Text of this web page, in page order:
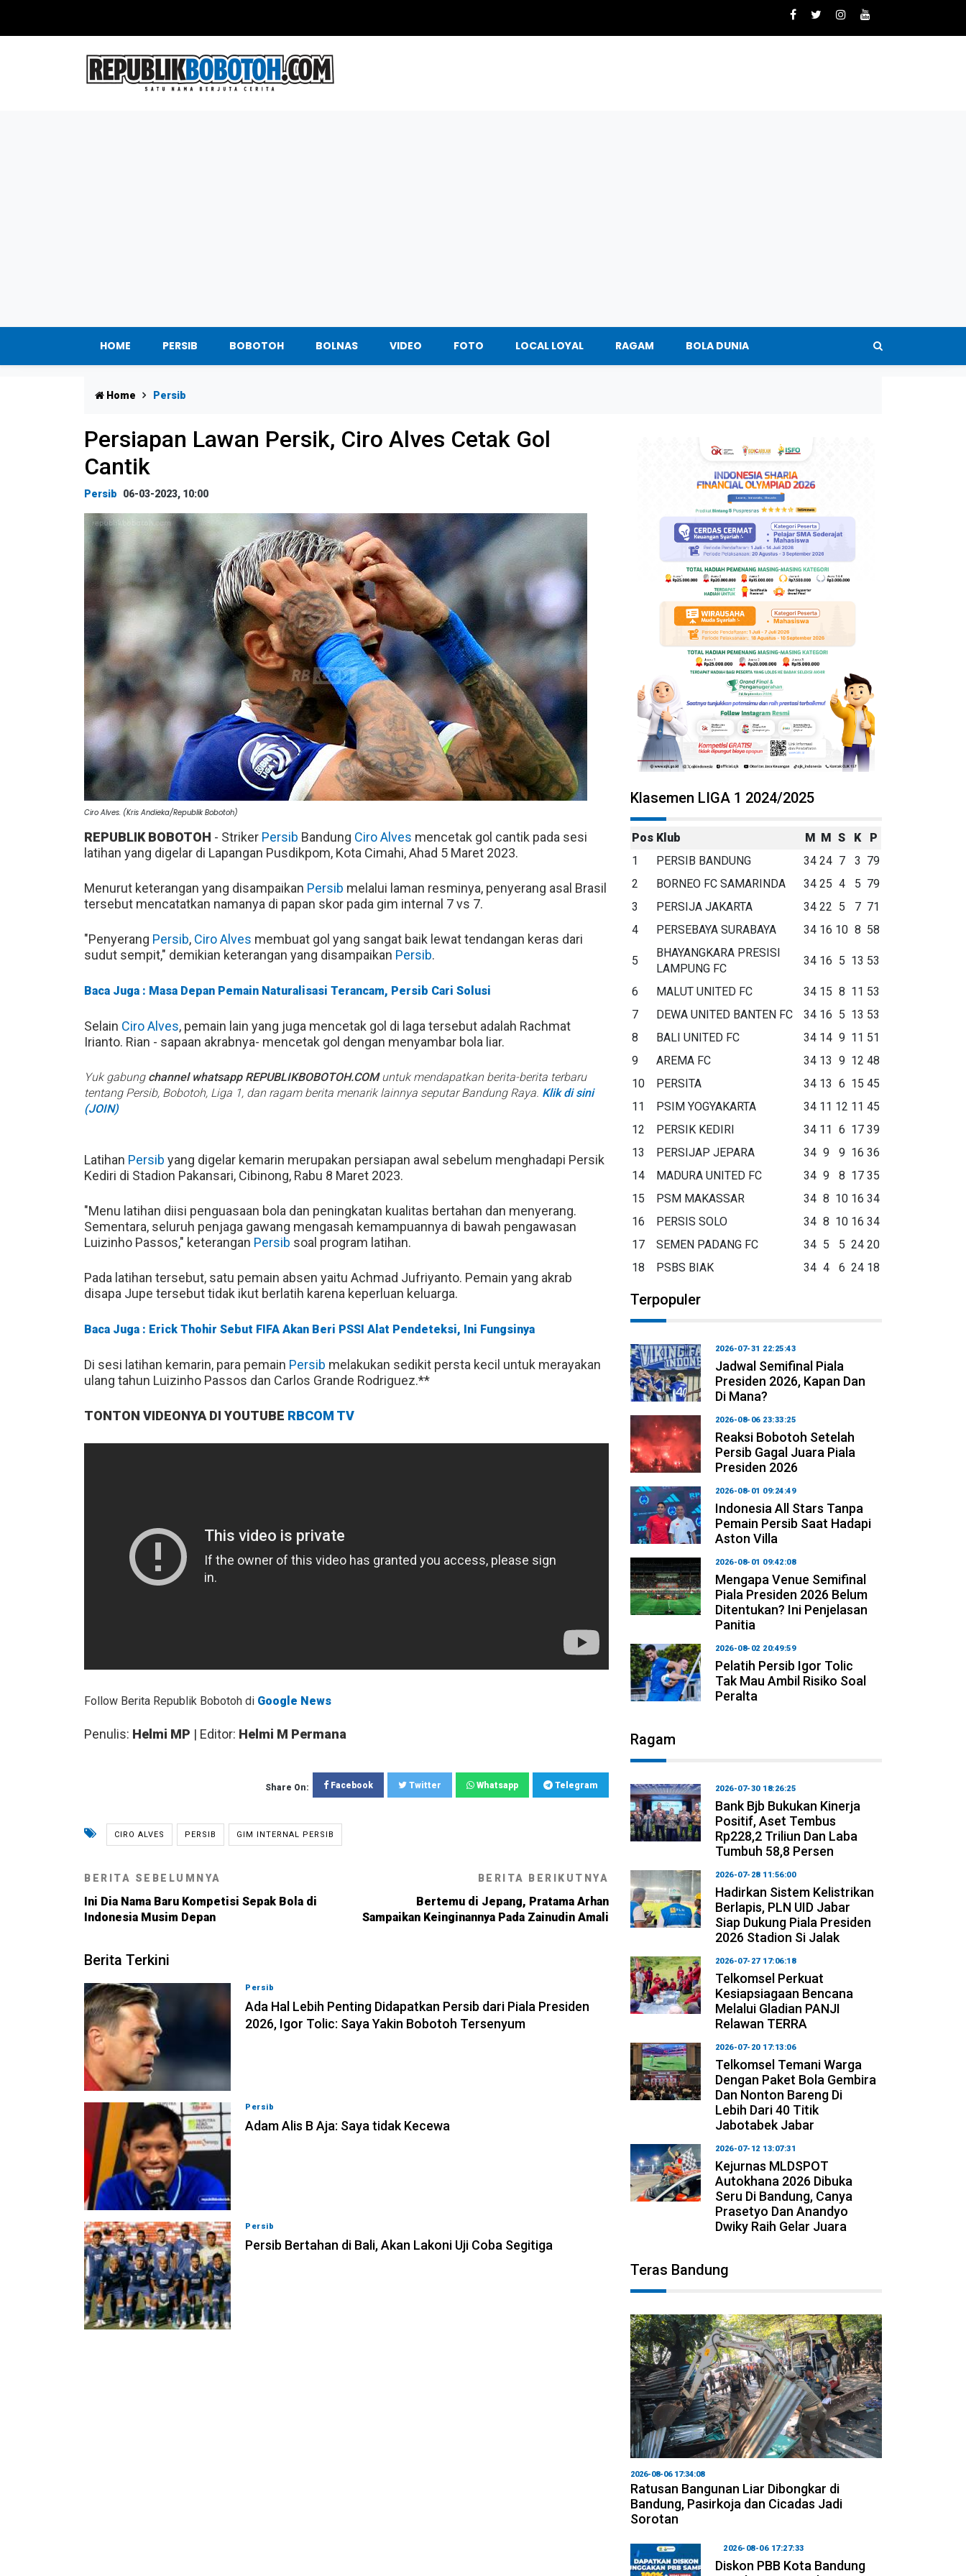
HOME PERSIB BOBOTOH BOLNAS VIDEO FOTO LOCAL LOYAL RAGAM BOLA DUNIA
Home Persib
Persiapan Lawan Persik, Ciro Alves Cetak Gol
Cantik
Persib 06-03-2023, 10:00
Ciro Alves. (Kris Andieka/Republik Bobotoh)
REPUBLIK BOBOTOH - Striker Persib Bandung Ciro Alves mencetak gol cantik pada sesi
latihan yang digelar di Lapangan Pusdikpom, Kota Cimahi, Ahad 5 Maret 2023.
Menurut keterangan yang disampaikan Persib melalui laman resminya, penyerang asal Brasil
tersebut mencatatkan namanya di papan skor pada gim internal 7 vs 7.
"Penyerang Persib, Ciro Alves membuat gol yang sangat baik lewat tendangan keras dari
sudut sempit," demikian keterangan yang disampaikan Persib.
Baca Juga : Masa Depan Pemain Naturalisasi Terancam, Persib Cari Solusi
Selain Ciro Alves, pemain lain yang juga mencetak gol di laga tersebut adalah Rachmat
Irianto. Rian - sapaan akrabnya- mencetak gol dengan menyambar bola liar.
Yuk gabung channel whatsapp REPUBLIKBOBOTOH.COMuntuk mendapatkan berita-berita terbaru
tentang Persib, Bobotoh, Liga 1, dan ragam berita menarik lainnya seputar Bandung Raya. Klik di sini
(JOIN)
Latihan Persib yang digelar kemarin merupakan persiapan awal sebelum menghadapi Persik
Kediri di Stadion Pakansari, Cibinong, Rabu 8 Maret 2023.
"Menu latihan diisi penguasaan bola dan peningkatan kualitas bertahan dan menyerang.
Sementara, seluruh penjaga gawang mengasah kemampuannya di bawah pengawasan
Luizinho Passos," keterangan Persib soal program latihan.
Pada latihan tersebut, satu pemain absen yaitu Achmad Jufriyanto. Pemain yang akrab
disapa Jupe tersebut tidak ikut berlatih karena keperluan keluarga.
Baca Juga : Erick Thohir Sebut FIFA Akan Beri PSSI Alat Pendeteksi, Ini Fungsinya
Di sesi latihan kemarin, para pemain Persib melakukan sedikit persta kecil untuk merayakan
ulang tahun Luizinho Passos dan Carlos Grande Rodriguez.**
TONTON VIDEONYA DI YOUTUBE RBCOM TV
Follow Berita Republik Bobotoh di Google News
Penulis: Helmi MP | Editor: Helmi M Permana
Share On: Facebook Twitter Whatsapp Telegram
CIRO ALVES PERSIB GIM INTERNAL PERSIB
BERITA SEBELUMNYA
Ini Dia Nama Baru Kompetisi Sepak Bola di
Indonesia Musim Depan
BERITA BERIKUTNYA
Bertemu di Jepang, Pratama Arhan
Sampaikan Keinginannya Pada Zainudin Amali
Berita Terkini
Persib
Ada Hal Lebih Penting Didapatkan Persib dari Piala Presiden
2026, Igor Tolic: Saya Yakin Bobotoh Tersenyum
Persib
Adam Alis B Aja: Saya tidak Kecewa
Persib
Persib Bertahan di Bali, Akan Lakoni Uji Coba Segitiga
Klasemen LIGA 1 2024/2025
Pos Klub M M S K
P
1
PERSIB BANDUNG 34 24 7 3 79
2
BORNEO FC SAMARINDA 34 25 4 5 79
3
PERSIJA JAKARTA 34 22 5 7 71
4
PERSEBAYA SURABAYA 34 16 10 8 58
5
BHAYANGKARA PRESISI
LAMPUNG FC
34 16 5 13 53
6 MALUT UNITED FC 34 15 8 11 53
7
DEWA UNITED BANTEN FC 34 16 5 13 53
8
BALI UNITED FC 34 14 9 11 51
9
AREMA FC 34 13 9 12 48
10
PERSITA 34 13 6 15 45
11
PSIM YOGYAKARTA 34 11 12 11 45
12
PERSIK KEDIRI 34 11 6 17 39
13
PERSIJAP JEPARA 34 9 9 16 36
14
MADURA UNITED FC 34 9 8 17 35
15
PSM MAKASSAR 34 8 10 16 34
16
PERSIS SOLO 34 8 10 16 34
17
SEMEN PADANG FC 34 5 5 24 20
18
PSBS BIAK 34 4 6 24 18
Terpopuler
2026-07-31 22:25:43
Jadwal Semifinal Piala
Presiden 2026, Kapan Dan
Di Mana?
2026-08-06 23:33:25
Reaksi Bobotoh Setelah
Persib Gagal Juara Piala
Presiden 2026
2026-08-01 09:24:49
Indonesia All Stars Tanpa
Pemain Persib Saat Hadapi
Aston Villa
2026-08-01 09:42:08
Mengapa Venue Semifinal
Piala Presiden 2026 Belum
Ditentukan? Ini Penjelasan
Panitia
2026-08-02 20:49:59
Pelatih Persib Igor Tolic
Tak Mau Ambil Risiko Soal
Peralta
Ragam
2026-07-30 18:26:25
Bank Bjb Bukukan Kinerja
Positif, Aset Tembus
Rp228,2 Triliun Dan Laba
Tumbuh 58,8 Persen
2026-07-28 11:56:00
Hadirkan Sistem Kelistrikan
Berlapis, PLN UID Jabar
Siap Dukung Piala Presiden
2026 Stadion Si Jalak
2026-07-27 17:06:18
Telkomsel Perkuat
Kesiapsiagaan Bencana
Melalui Gladian PANJI
Relawan TERRA
2026-07-20 17:13:06
Telkomsel Temani Warga
Dengan Paket Bola Gembira
Dan Nonton Bareng Di
Lebih Dari 40 Titik
Jabotabek Jabar
2026-07-12 13:07:31
Kejurnas MLDSPOT
Autokhana 2026 Dibuka
Seru Di Bandung, Canya
Prasetyo Dan Anandyo
Dwiky Raih Gelar Juara
Teras Bandung
2026-08-06 17:34:08
Ratusan Bangunan Liar Dibongkar di
Bandung, Pasirkoja dan Cicadas Jadi
Sorotan
2026-08-06 17:27:33
Diskon PBB Kota Bandung